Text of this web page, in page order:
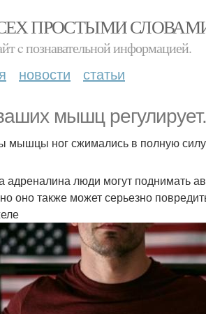
ПРОСТЫМИ
c познавательной информацией.
новости статьи
мышц регулирует.
мышцы ног сжимались в полную
адреналина люди могут поднимать
оно также может серьезно